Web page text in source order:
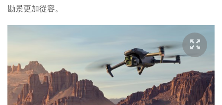
勘景更加從容。